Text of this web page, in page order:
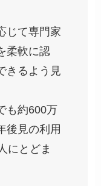
じて専門家
柔軟に認
きるよう見
も約600万
後見の利用
にとどま